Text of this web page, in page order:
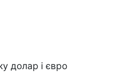
долар і євро